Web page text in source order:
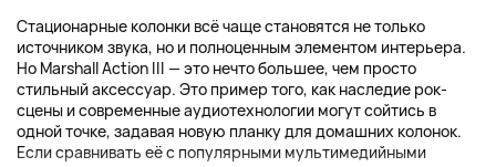
Стационарные колонки всё чаще становятся не только
источником звука, но и полноценным элементом интерьера.
Но Marshall Action III — это нечто большее, чем просто
стильный аксессуар. Это пример того, как наследие рок-
сцены и современные аудиотехнологии могут сойтись в
одной точке, задавая новую планку для домашних колонок.
Если сравнивать её с популярными мультимедийными